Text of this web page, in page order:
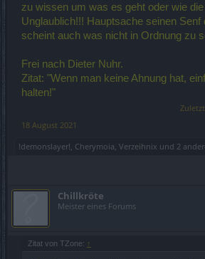
zu wissen um was es geht oder wie
Unglaublich!!! Hauptsache seinen Senf
scheint auch was nicht in Ordnung zu
Frei nach Dieter Nuhr.
Zitat: "Wenn man keine Ahnung hat,
halten!"
18 August 2021
!demonslayer!, Cherymoia, Verzeihnix und 2
Chillkröte
Meister eines Forums
Zitat von TZone: ↑